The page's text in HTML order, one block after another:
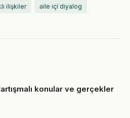
ilişkiler aile içi diyalog
konular ve gerçekler